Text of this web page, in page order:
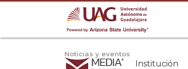
Noticias y eventos
Institución